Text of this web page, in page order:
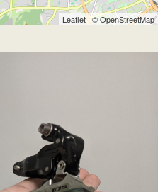
Leaflet| ©OpenStreetMap